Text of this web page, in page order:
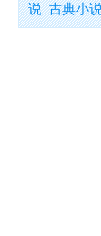
说 古典小